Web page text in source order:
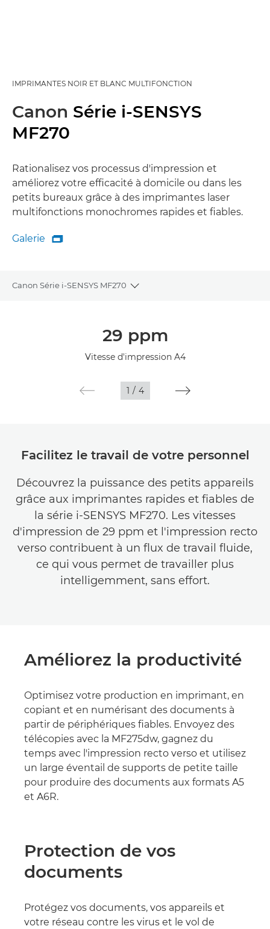
IMPRIMANTES NOIR ET BLANC MULTIFONCTION
Canon Série i-SENSYS
MF270
Rationalisez vos processus d'impression et
améliorez votre efficacité à domicile ou dans les
petits bureaux grâce à des imprimantes laser
multifonctions monochromes rapides et fiables.
Galerie
Galerie

Canon Série i-SENSYS MF270
Toggle breadcrumbs
29 ppm
Vitesse d'impression A4
1 / 4
Facilitez le travail de votre personnel
Découvrez la puissance des petits appareils
grâce aux imprimantes rapides et fiables de
la série i-SENSYS MF270. Les vitesses
d'impression de 29 ppm et l'impression recto
verso contribuent à un flux de travail fluide,
ce qui vous permet de travailler plus
intelligemment, sans effort.
Améliorez la productivité
Optimisez votre production en imprimant, en
copiant et en numérisant des documents à
partir de périphériques fiables. Envoyez des
télécopies avec la MF275dw, gagnez du
temps avec l'impression recto verso et utilisez
un large éventail de supports de petite taille
pour produire des documents aux formats A5
et A6R.
Protection de vos
documents
Protégez vos documents, vos appareils et
votre réseau contre les virus et le vol de